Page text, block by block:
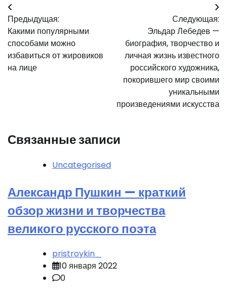
Навигация
по
записям
Предыдущая:
Какими популярными
способами можно
избавиться от жировиков
на лице
Следующая:
Эльдар Лебедев —
биография, творчество и
личная жизнь известного
российского художника,
покорившего мир своими
уникальными
произведениями искусства
Связанные записи
Uncategorised
Александр Пушкин — краткий
обзор жизни и творчества
великого русского поэта
pristroykin_
10 января 2022
0